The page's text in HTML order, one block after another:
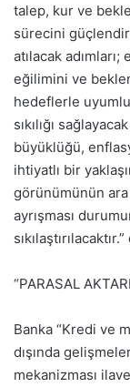
talep, kur ve
sürecini
atılacak
eğilimini ve
hedeflerle
sıkılığı
büyüklüğü,
ihtiyatlı bir
görünümünün
ayrışması
“PARASAL
Banka “Kredi ve
dışında
mekanizması